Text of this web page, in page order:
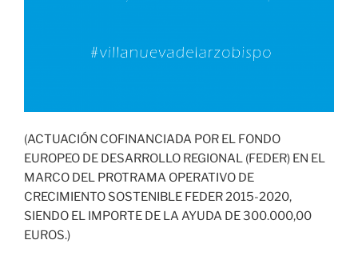
(ACTUACIÓN COFINANCIADA POR EL FONDO
EUROPEO DE DESARROLLO REGIONAL (FEDER) EN EL
MARCO DEL PROTRAMA OPERATIVO DE
CRECIMIENTO SOSTENIBLE FEDER 2015-2020,
SIENDO EL IMPORTE DE LA AYUDA DE 300.000,00
EUROS.)